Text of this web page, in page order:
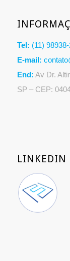
Tel: (11)
E-mail:
End: Av Dr.
SP – CEP:
LINKEDIN